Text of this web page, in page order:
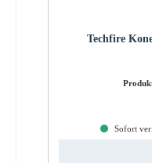
Techfire
Sofort